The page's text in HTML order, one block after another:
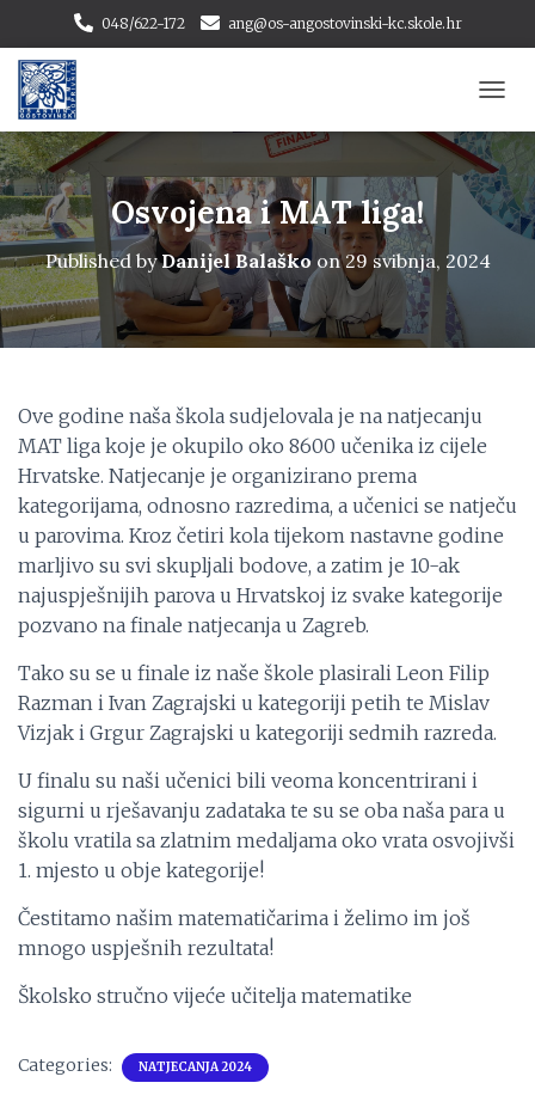
048/622-172 ang@os-angostovinski-kc.skole.hr
O
G
G
L
E
Osvojena i MAT liga!
Published byDanijel Balaškoon29 svibnja, 2024
Ove godine naša škola sudjelovala je na natjecanju
MAT liga koje je okupilo oko 8600 učenika iz cijele
Hrvatske. Natjecanje je organizirano prema
kategorijama, odnosno razredima, a učenici se natječu
u parovima. Kroz četiri kola tijekom nastavne godine
marljivo su svi skupljali bodove, a zatim je 10-ak
najuspješnijih parova u Hrvatskoj iz svake kategorije
pozvano na finale natjecanja u Zagreb.
Tako su se u finale iz naše škole plasirali Leon Filip
Razman i Ivan Zagrajski u kategoriji petih te Mislav
Vizjak i Grgur Zagrajski u kategoriji sedmih razreda.
U finalu su naši učenici bili veoma koncentrirani i
sigurni u rješavanju zadataka te su se oba naša para u
školu vratila sa zlatnim medaljama oko vrata osvojivši
1. mjesto u obje kategorije!
Čestitamo našim matematičarima i želimo im još
mnogo uspješnih rezultata!
Školsko stručno vijeće učitelja matematike
Categories: NATJECANJA 2024